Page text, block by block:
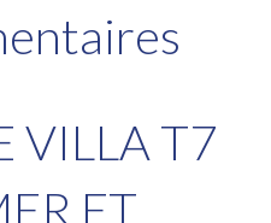
VILLA T7
ET